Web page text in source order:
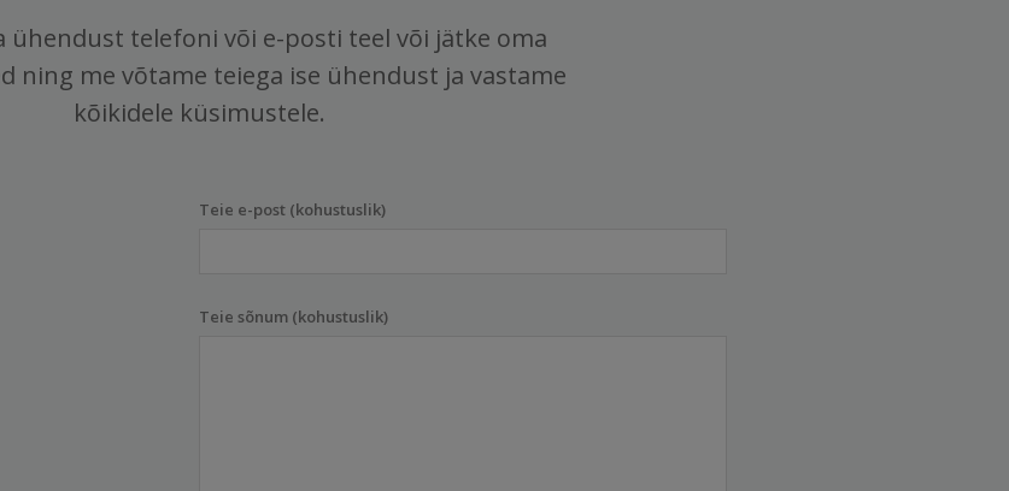
ühendust telefoni või e-posti teel või jätke oma
ning me võtame teiega ise ühendust ja vastame
kõikidele küsimustele.
Teie e-post (kohustuslik)
Teie sõnum (kohustuslik)